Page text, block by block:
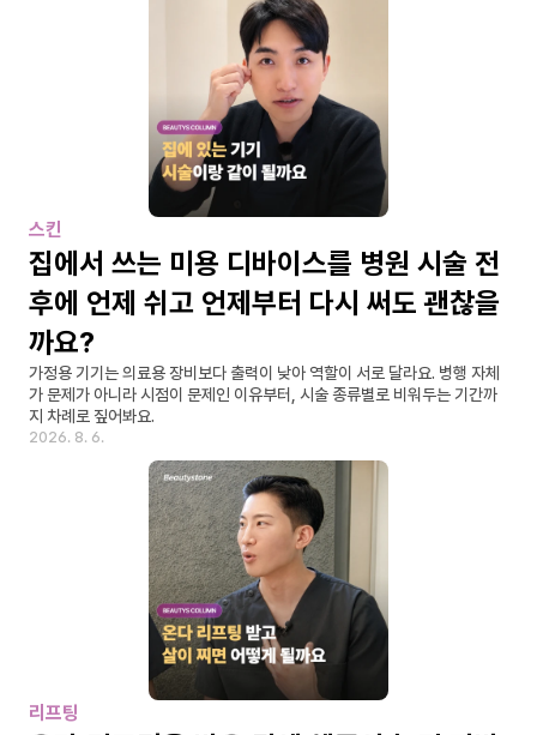
스킨
집에서 쓰는 미용 디바이스를 병원 시술 전
후에 언제 쉬고 언제부터 다시 써도 괜찮을
까요?
가정용 기기는 의료용 장비보다 출력이 낮아 역할이 서로 달라요. 병행 자체
가 문제가 아니라 시점이 문제인 이유부터, 시술 종류별로 비워두는 기간까
지 차례로 짚어봐요.
2026. 8. 6.
리프팅